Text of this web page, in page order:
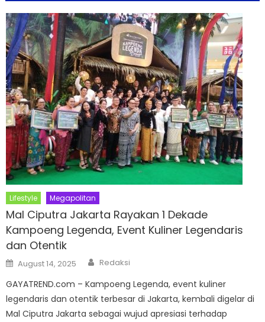
Lifestyle Megapolitan
Mal Ciputra Jakarta Rayakan 1 Dekade
Kampoeng Legenda, Event Kuliner Legendaris
dan Otentik
Posted
on
August 14, 2025 Author
Redaksi
GAYATREND.com – Kampoeng Legenda, event kuliner
legendaris dan otentik terbesar di Jakarta, kembali digelar di
Mal Ciputra Jakarta sebagai wujud apresiasi terhadap